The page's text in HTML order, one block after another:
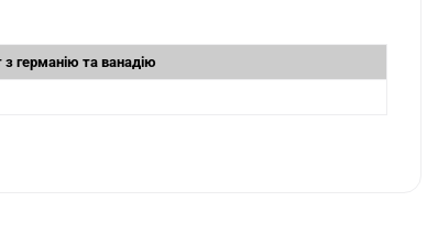
з германію та ванадію